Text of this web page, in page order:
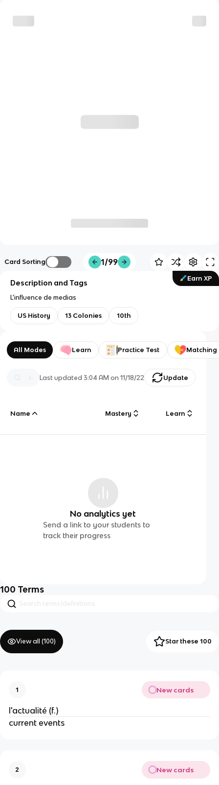
Card Sorting 1/99
Earn XP
Description and Tags
L'influence de medias
US History 13 Colonies 10th
All Modes Learn Practice Test Matching
Last updated3:04 AM on 11/18/22 Update
Name Mastery Learn
No analytics yet
Send a link to your students to
track their progress
100 Terms
View all (100) Star these 100
1 New cards
l'actualité (f.)
current events
2 New cards